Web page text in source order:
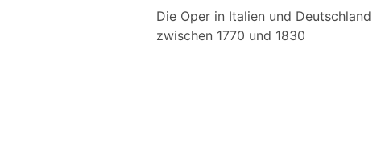
Die Oper in Italien und Deutschland
zwischen 1770 und 1830